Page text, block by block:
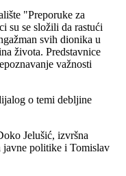
"Preporuke za
su se složili da rastući
svih dionika u
života. Predstavnice
važnosti
o temi debljine
Jelušić, izvršna
javne politike i Tomislav